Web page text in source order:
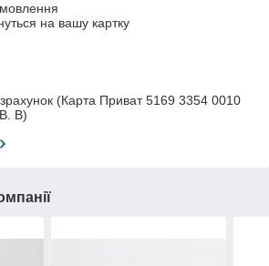
на вашу картку
(Карта Приват 5169 3354 0010
В)